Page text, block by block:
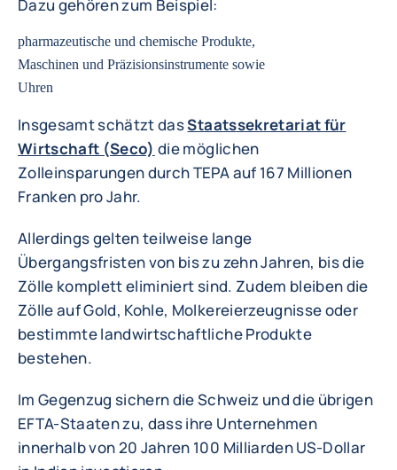
Dazu gehören zum Beispiel:
pharmazeutische und chemische Produkte,
Maschinen und Präzisionsinstrumente sowie
Uhren
Insgesamt schätzt dasStaatssekretariat für
Wirtschaft (Seco) die möglichen
Zolleinsparungen durch TEPA auf 167 Millionen
Franken pro Jahr.
Allerdings gelten teilweise lange
Übergangsfristen von bis zu zehn Jahren, bis die
Zölle komplett eliminiert sind. Zudem bleiben die
Zölle auf Gold, Kohle, Molkereierzeugnisse oder
bestimmte landwirtschaftliche Produkte
bestehen.
Im Gegenzug sichern die Schweiz und die übrigen
EFTA-Staaten zu, dass ihre Unternehmen
innerhalb von 20 Jahren 100 Milliarden US-Dollar